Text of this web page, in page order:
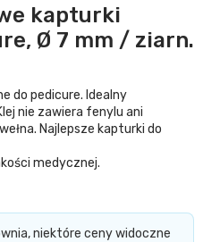
kapturki
Ø 7 mm / ziarn.
do pedicure. Idealny
nie zawiera fenylu ani
Najlepsze kapturki do
medycznej.
niektóre ceny widoczne